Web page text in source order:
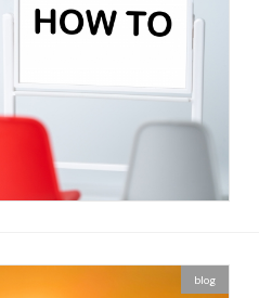
blog